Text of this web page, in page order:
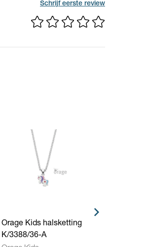
Schrijf eerste review
Orage Kids halsketting
K/3388/36-A